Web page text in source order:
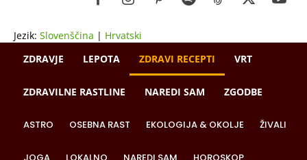
Jezik: Slovenščina | Hrvatski
ZDRAVJE
LEPOTA ZDRAVI RECEPTI VRT
ZDRAVILNE RASTLINE NAREDI SAM ZGODBE
ASTRO OSEBNA RAST EKOLOGIJA & OKOLJE ŽIVALI
JOGA LOKALNO NAREDI SAM HOROSKOP